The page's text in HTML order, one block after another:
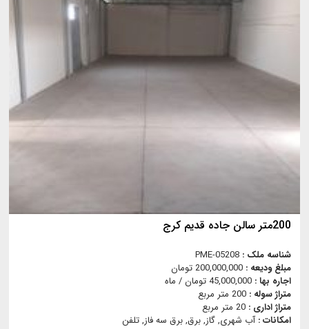
200متر سالن جاده قدیم کرج
شناسه ملک : PME-05208
مبلغ ودیعه : 200,000,000 تومان
اجاره بها : 45,000,000 تومان / ماه
متراژ سوله : 200 متر مربع
متراژ اداری : 20 متر مربع
امکانات :آب شهری, گاز, برق, برق سه فاز, تلفن